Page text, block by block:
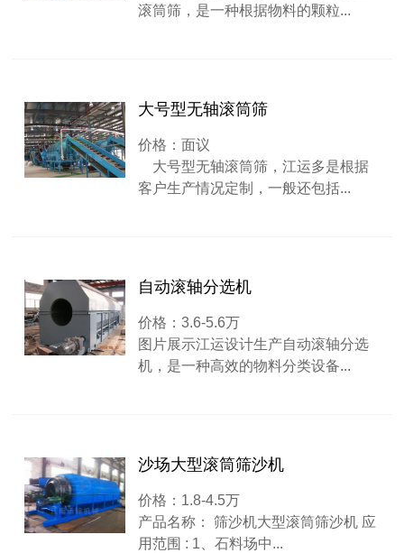
滚筒筛，是一种根据物料的颗粒...
大号型无轴滚筒筛
价格：面议
大号型无轴滚筒筛，江运多是根据
客户生产情况定制，一般还包括...
自动滚轴分选机
价格：3.6-5.6万
图片展示江运设计生产自动滚轴分选
机，是一种高效的物料分类设备...
沙场大型滚筒筛沙机
价格：1.8-4.5万
产品名称： 筛沙机大型滚筒筛沙机 应
用范围 : 1、石料场中...